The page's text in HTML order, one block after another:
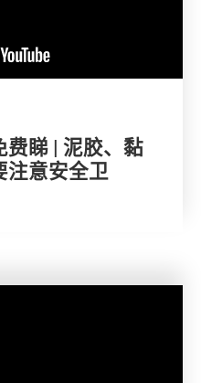
费睇 | 泥胶、黏
注意安全卫